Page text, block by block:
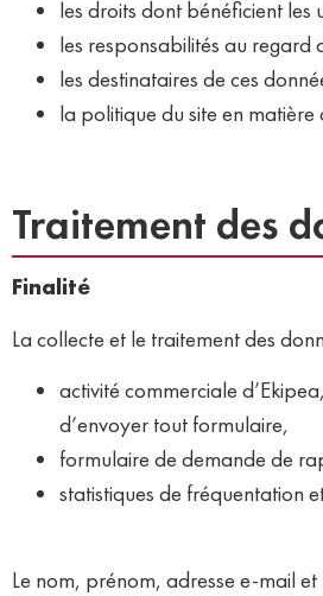
les droits dont bénéficient les
les responsabilités au regard
les destinataires de ces
la politique du site en
Traitement des
Finalité
La collecte et le traitement des
activité commerciale
d’envoyer tout formulaire,
formulaire de demande de
statistiques de fréquentation
Le nom, prénom, adresse e-mail